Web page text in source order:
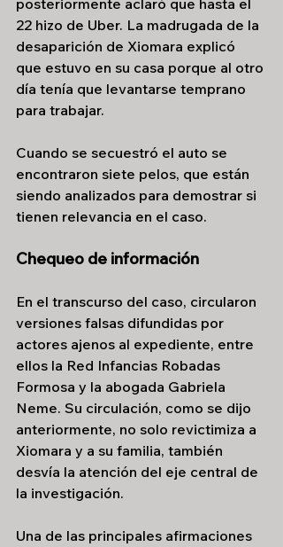
posteriormente aclaró que hasta el
22 hizo de Uber. La madrugada de la
desaparición de Xiomara explicó
que estuvo en su casa porque al otro
día tenía que levantarse temprano
para trabajar.
Cuando se secuestró el auto se
encontraron siete pelos, que están
siendo analizados para demostrar si
tienen relevancia en el caso.
Chequeo de información
En el transcurso del caso, circularon
versiones falsas difundidas por
actores ajenos al expediente, entre
ellos la Red Infancias Robadas
Formosa y la abogada Gabriela
Neme. Su circulación, como se dijo
anteriormente, no solo revictimiza a
Xiomara y a su familia, también
desvía la atención del eje central de
la investigación.
Una de las principales afirmaciones